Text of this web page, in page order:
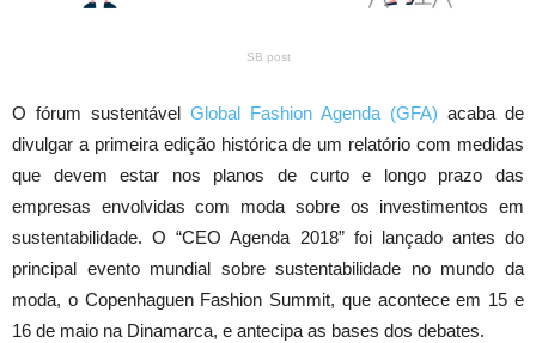
SB post
O fórum sustentável Global Fashion Agenda (GFA) acaba de
divulgar a primeira edição histórica de um relatório com medidas
que devem estar nos planos de curto e longo prazo das
empresas envolvidas com moda sobre os investimentos em
sustentabilidade. O “CEO Agenda 2018” foi lançado antes do
principal evento mundial sobre sustentabilidade no mundo da
moda, o Copenhaguen Fashion Summit, que acontece em 15 e
16 de maio na Dinamarca, e antecipa as bases dos debates.